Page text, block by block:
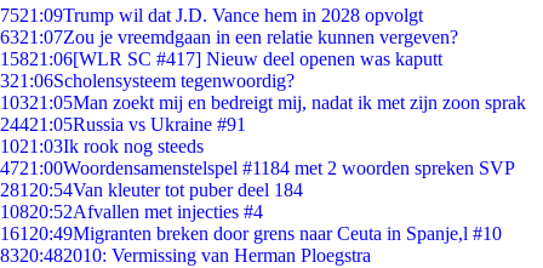
7521:09Trump wil dat J.D. Vance hem in 2028 opvolgt
6321:07Zou je vreemdgaan in een relatie kunnen vergeven?
15821:06[WLR SC #417] Nieuw deel openen was kaputt
321:06Scholensysteem tegenwoordig?
10321:05Man zoekt mij en bedreigt mij, nadat ik met zijn zoon sprak
24421:05Russia vs Ukraine #91
1021:03Ik rook nog steeds
4721:00Woordensamenstelspel #1184 met 2 woorden spreken SVP
281 20:54Van kleuter tot puber deel 184
10820:52Afvallen met injecties #4
161 20:49Migranten breken door grens naar Ceuta in Spanje,l #10
8320:482010: Vermissing van Herman Ploegstra